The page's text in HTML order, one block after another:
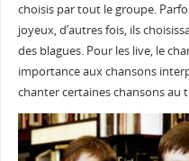
choisis par tout le groupe.
joyeux, d’autres fois, ils
des blagues. Pour les live, le
importance aux chansons
chanter certaines chansons au